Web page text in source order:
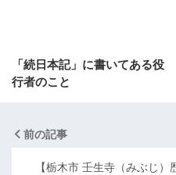
「続日本記」に書いてある役
行者のこと
前の記事
【栃木市 壬生寺（みぶじ